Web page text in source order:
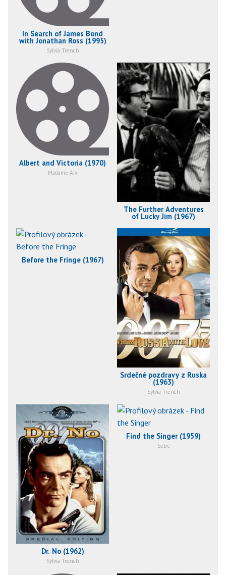
In Search of James Bond
with Jonathan Ross (1995)
Sylvia Trench
Albert and Victoria (1970)
Madame Aix
The Further Adventures
of Lucky Jim (1967)
Before the Fringe (1967)
Srdečné pozdravy z Ruska
(1963)
Sylvia Trench
Dr. No (1962)
Sylvia Trench
Find the Singer (1959)
Sebe